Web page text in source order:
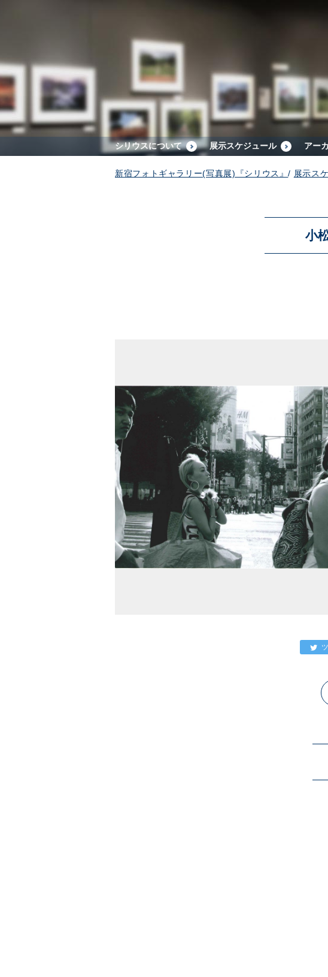
シリウスについて 展示スケジュール アー
新宿フォトギャラリー(写真展)『シリウス』/ 展示ス
小
展示スケ
アーカイブ
ブログ
展示の